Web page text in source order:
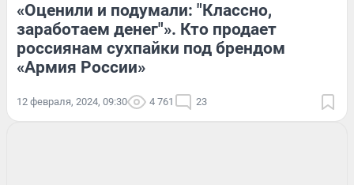
«Оценили и подумали: "Классно,
заработаем денег"». Кто продает
россиянам сухпайки под брендом
«Армия России»
12 февраля, 2024, 09:30 4 761 23